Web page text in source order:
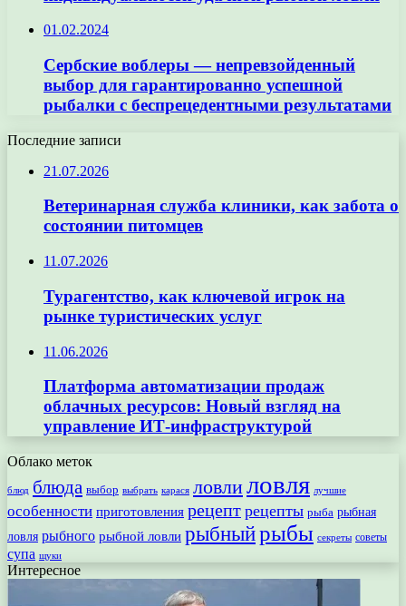
01.02.2024
Сербские воблеры — непревзойденный
выбор для гарантированно успешной
рыбалки с беспрецедентными результатами
Последние записи
21.07.2026
Ветеринарная служба клиники, как забота о
состоянии питомцев
11.07.2026
Турагентство, как ключевой игрок на
рынке туристических услуг
11.06.2026
Платформа автоматизации продаж
облачных ресурсов: Новый взгляд на
управление ИТ-инфраструктурой
Облако меток
блюд блюда выбор выбрать карася ловлиловля лучшие
особенности приготовления рецепт рецепты рыба рыбная
ловля рыбного рыбной ловли рыбныйрыбы секреты советы
супа щуки
Интересное